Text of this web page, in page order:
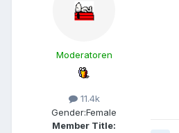
Moderatoren
11.4k
Gender:Female
Member Title: